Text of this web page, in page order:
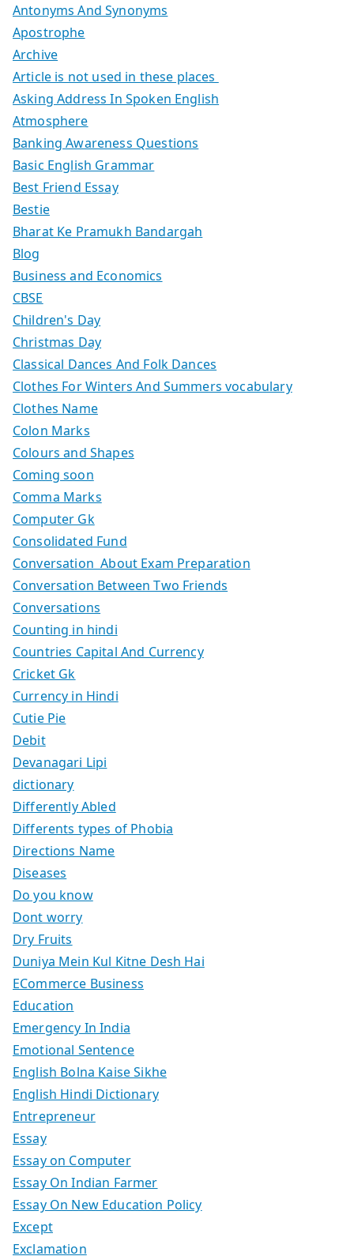
Antonyms And Synonyms
Apostrophe
Archive
Article is not used in these places
Asking Address In Spoken English
Atmosphere
Banking Awareness Questions
Basic English Grammar
Best Friend Essay
Bestie
Bharat Ke Pramukh Bandargah
Blog
Business and Economics
CBSE
Children's Day
Christmas Day
Classical Dances And Folk Dances
Clothes For Winters And Summers vocabulary
Clothes Name
Colon Marks
Colours and Shapes
Coming soon
Comma Marks
Computer Gk
Consolidated Fund
Conversation About Exam Preparation
Conversation Between Two Friends
Conversations
Counting in hindi
Countries Capital And Currency
Cricket Gk
Currency in Hindi
Cutie Pie
Debit
Devanagari Lipi
dictionary
Differently Abled
Differents types of Phobia
Directions Name
Diseases
Do you know
Dont worry
Dry Fruits
Duniya Mein Kul Kitne Desh Hai
ECommerce Business
Education
Emergency In India
Emotional Sentence
English Bolna Kaise Sikhe
English Hindi Dictionary
Entrepreneur
Essay
Essay on Computer
Essay On Indian Farmer
Essay On New Education Policy
Except
Exclamation